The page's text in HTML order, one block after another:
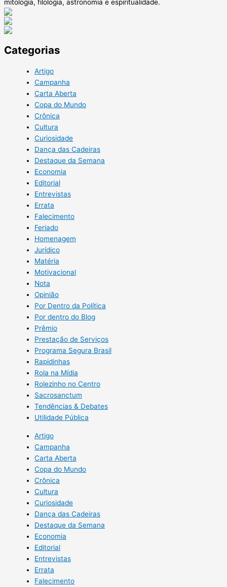
mitologia, filologia, astronomia e espiritualidade.
Categorias
Artigo
Campanha
Carta Aberta
Copa do Mundo
Crônica
Cultura
Curiosidade
Dança das Cadeiras
Destaque da Semana
Economia
Editorial
Entrevistas
Errata
Falecimento
Feriado
Homenagem
Jurídico
Matéria
Motivacional
Nota
Opinião
Por Dentro da Política
Por dentro do Blog
Prêmio
Prestação de Serviços
Programa Segura Brasil
Rapidinhas
Rola na Mídia
Rolezinho no Centro
Sacrosanctum
Tendências & Debates
Utilidade Pública
Artigo
Campanha
Carta Aberta
Copa do Mundo
Crônica
Cultura
Curiosidade
Dança das Cadeiras
Destaque da Semana
Economia
Editorial
Entrevistas
Errata
Falecimento